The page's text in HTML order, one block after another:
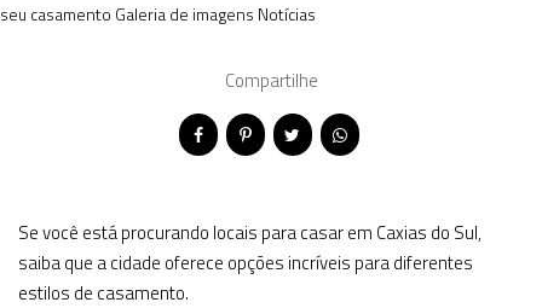
seu casamento Galeria de imagens Notícias
Compartilhe
Se você está procurando locais para casar em Caxias do Sul,
saiba que a cidade oferece opções incríveis para diferentes
estilos de casamento.